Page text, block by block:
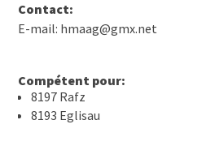
Contact:
E-mail: hmaag@gmx.net
Compétent pour:
8197 Rafz
8193 Eglisau